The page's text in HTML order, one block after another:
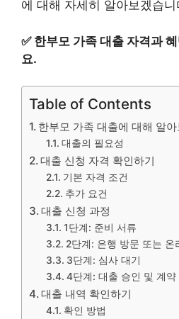
에 대해 자세히 알아보겠습니
✅ 한부모 가족 대출 자격과
요.
Table of Contents
한부모 가족 대출에 대해 알
대출의 필요성
대출 신청 자격 확인하기
기본 자격 조건
추가 요건
대출 신청 과정
1단계: 준비 서류
2단계: 은행 방문 또는 온
3단계: 심사 대기
4단계: 대출 승인 및 계약
대출 내역 확인하기
확인 방법